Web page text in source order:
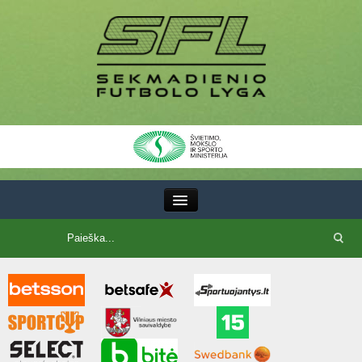
SFL taurė
7x7 CUP